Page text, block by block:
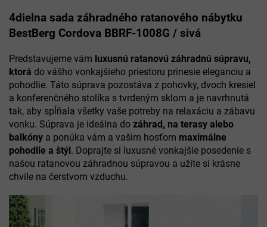
4dielna sada záhradného ratanového nábytku
BestBerg Cordova BBRF-1008G / sivá
Predstavujeme vám luxusnú ratanovú záhradnú súpravu,
ktorá do vášho vonkajšieho priestoru prinesie eleganciu a
pohodlie. Táto súprava pozostáva z pohovky, dvoch kresiel
a konferenčného stolíka s tvrdeným sklom a je navrhnutá
tak, aby spĺňala všetky vaše potreby na relaxáciu a zábavu
vonku. Súprava je ideálna do záhrad, na terasy alebo
balkóny a ponúka vám a vašim hosťom maximálne
pohodlie a štýl. Doprajte si luxusné vonkajšie posedenie s
našou ratanovou záhradnou súpravou a užite si krásne
chvíle na čerstvom vzduchu.